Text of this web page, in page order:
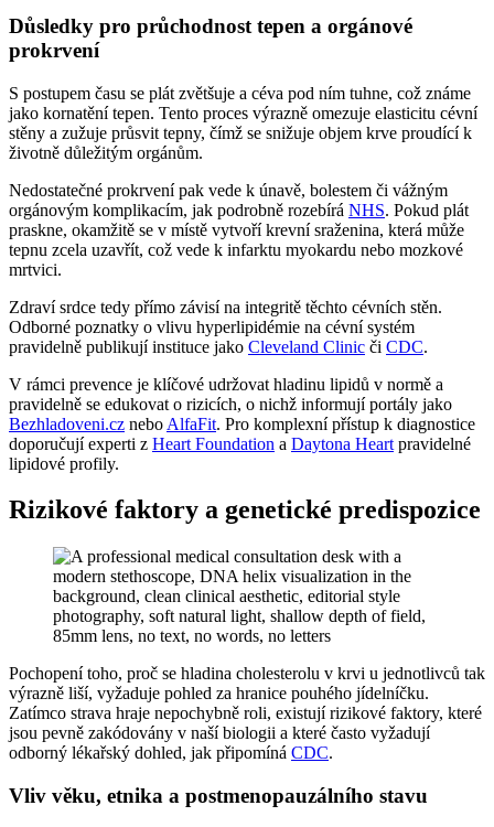
Důsledky pro průchodnost tepen a orgánové
prokrvení
S postupem času se plát zvětšuje a céva pod ním tuhne, což známe
jako kornatění tepen. Tento proces výrazně omezuje elasticitu cévní
stěny a zužuje průsvit tepny, čímž se snižuje objem krve proudící k
životně důležitým orgánům.
Nedostatečné prokrvení pak vede k únavě, bolestem či vážným
orgánovým komplikacím, jak podrobně rozebírá NHS. Pokud plát
praskne, okamžitě se v místě vytvoří krevní sraženina, která může
tepnu zcela uzavřít, což vede k infarktu myokardu nebo mozkové
mrtvici.
Zdraví srdce tedy přímo závisí na integritě těchto cévních stěn.
Odborné poznatky o vlivu hyperlipidémie na cévní systém
pravidelně publikují instituce jako Cleveland Clinic či CDC.
V rámci prevence je klíčové udržovat hladinu lipidů v normě a
pravidelně se edukovat o rizicích, o nichž informují portály jako
Bezhladoveni.cz nebo AlfaFit. Pro komplexní přístup k diagnostice
doporučují experti z Heart Foundation a Daytona Heart pravidelné
lipidové profily.
Rizikové faktory a genetické predispozice
Pochopení toho, proč se hladina cholesterolu v krvi u jednotlivců tak
výrazně liší, vyžaduje pohled za hranice pouhého jídelníčku.
Zatímco strava hraje nepochybně roli, existují rizikové faktory, které
jsou pevně zakódovány v naší biologii a které často vyžadují
odborný lékařský dohled, jak připomíná CDC.
Vliv věku, etnika a postmenopauzálního stavu